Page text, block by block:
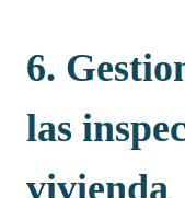
6.
las
vivienda